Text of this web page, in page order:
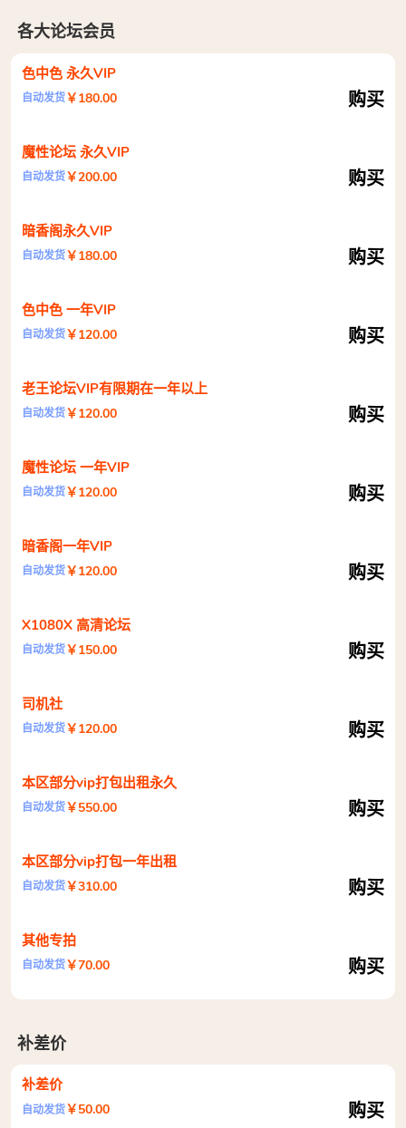
各大论坛会员
色中色 永久VIP
自动发货￥180.00 购买
魔性论坛 永久VIP
自动发货￥200.00 购买
暗香阁永久VIP
自动发货￥180.00 购买
色中色 一年VIP
自动发货￥120.00 购买
老王论坛VIP有限期在一年以上
自动发货￥120.00 购买
魔性论坛 一年VIP
自动发货￥120.00 购买
暗香阁一年VIP
自动发货￥120.00 购买
X1080X 高清论坛
自动发货￥150.00 购买
司机社
自动发货￥120.00 购买
本区部分vip打包出租永久
自动发货￥550.00 购买
本区部分vip打包一年出租
自动发货￥310.00 购买
其他专拍
自动发货￥70.00 购买
补差价
补差价
自动发货￥50.00 购买